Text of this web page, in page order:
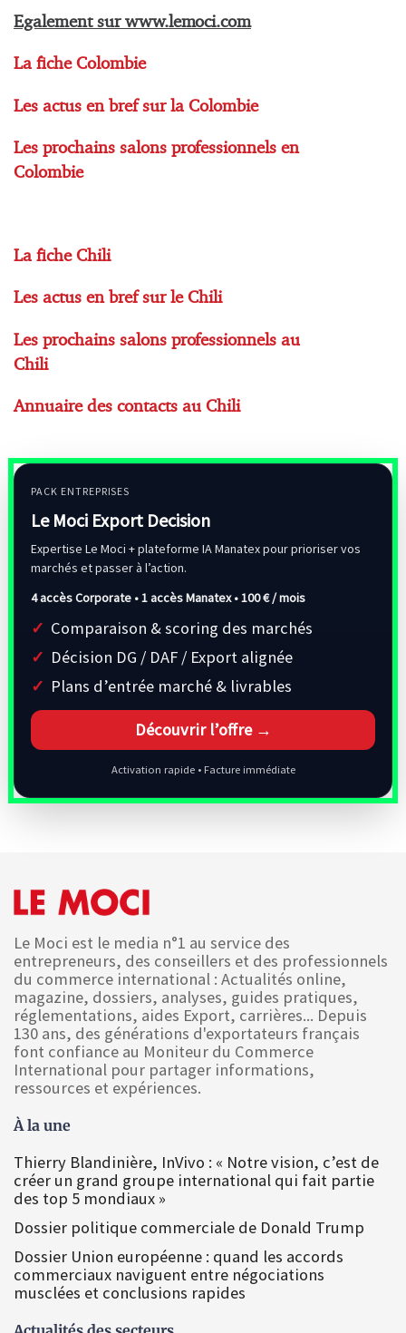
Egalement sur www.lemoci.com
La fiche Colombie
Les actus en bref sur la Colombie
Les prochains salons professionnels en
Colombie
La fiche Chili
Les actus en bref sur le Chili
Les prochains salons professionnels au
Chili
Annuaire des contacts au Chili
PACK ENTREPRISES
Le Moci Export Decision
Expertise Le Moci + plateforme IA Manatex pour prioriser vos
marchés et passer à l’action.
4 accès Corporate • 1 accès Manatex •100 € / mois
Comparaison & scoring des marchés
Décision DG / DAF / Export alignée
Plans d’entrée marché & livrables
Découvrir l’offre →
Activation rapide • Facture immédiate
Le Moci est le media n°1 au service des
entrepreneurs, des conseillers et des professionnels
du commerce international : Actualités online,
magazine, dossiers, analyses, guides pratiques,
réglementations, aides Export, carrières... Depuis
130 ans, des générations d'exportateurs français
font confiance au Moniteur du Commerce
International pour partager informations,
ressources et expériences.
À la une
Thierry Blandinière, InVivo : « Notre vision, c’est de
créer un grand groupe international qui fait partie
des top 5 mondiaux »
Dossier politique commerciale de Donald Trump
Dossier Union européenne : quand les accords
commerciaux naviguent entre négociations
musclées et conclusions rapides